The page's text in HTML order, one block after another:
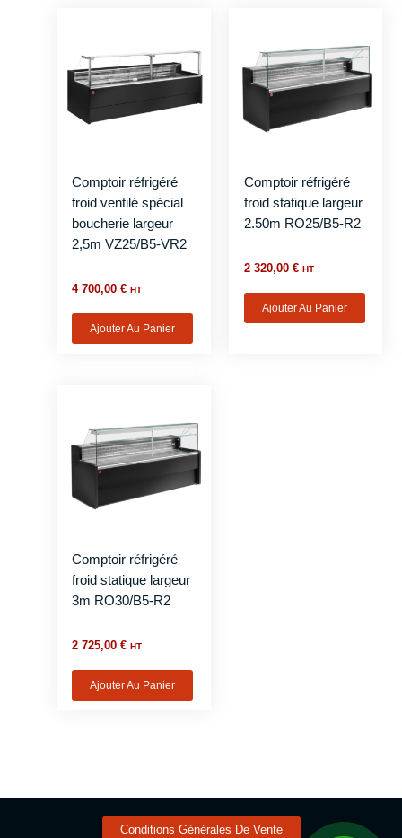
Comptoir réfrigéré
froid ventilé spécial
boucherie largeur
2,5m VZ25/B5-VR2
4 700,00€ HT
Ajouter Au Panier
Comptoir réfrigéré
froid statique largeur
2.50m RO25/B5-R2
2 320,00 € HT
Ajouter Au Panier
Comptoir réfrigéré
froid statique largeur
3m RO30/B5-R2
2 725,00€ HT
Ajouter Au Panier
Conditions Générales De Vente